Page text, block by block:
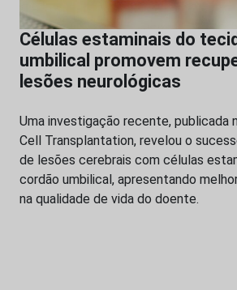
Células estaminais do
umbilical promovem
lesões neurológicas
Uma investigação recente, publicada
Cell Transplantation, revelou o
de lesões cerebrais com células
cordão umbilical, apresentando
na qualidade de vida do doente.